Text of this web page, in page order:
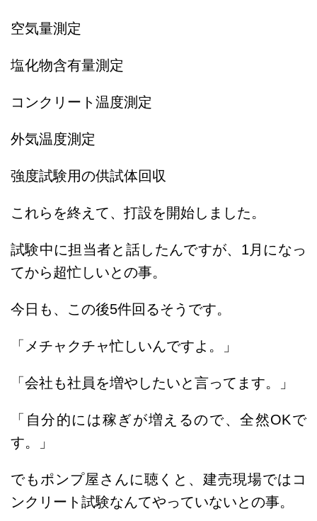
空気量測定
塩化物含有量測定
コンクリート温度測定
外気温度測定
強度試験用の供試体回収
これらを終えて、打設を開始しました。
試験中に担当者と話したんですが、1月になっ
てから超忙しいとの事。
今日も、この後5件回るそうです。
「メチャクチャ忙しいんですよ。」
「会社も社員を増やしたいと言ってます。」
「自分的には稼ぎが増えるので、全然OKで
す。」
でもポンプ屋さんに聴くと、建売現場ではコ
ンクリート試験なんてやっていないとの事。